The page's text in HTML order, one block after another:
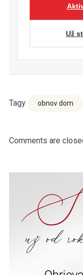
Už
Tagy obnov dom
Comments are